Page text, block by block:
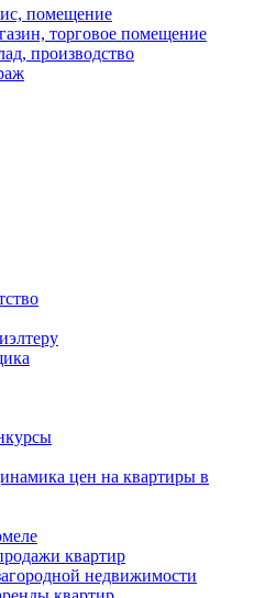
помещение
торговое помещение
производство
цен на квартиры в
квартир
недвижимости